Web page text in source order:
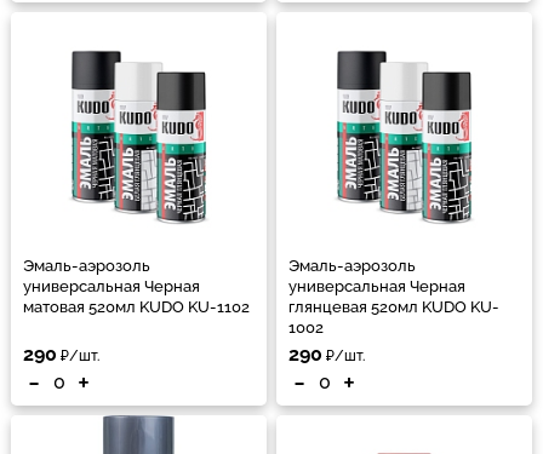
Эмаль-аэрозоль
универсальная Черная
матовая 520мл KUDO KU-1102
290 ₽/шт.
- +
Эмаль-аэрозоль
универсальная Черная
глянцевая 520мл KUDO KU-
1002
290 ₽/шт.
- +